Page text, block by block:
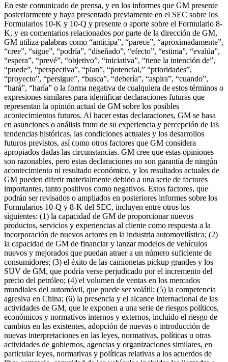
En este comunicado de prensa, y en los informes que GM presente
posteriormente y haya presentado previamente en el SEC sobre los
Formularios 10-K y 10-Q y presente o aporte sobre el Formulario 8-
K, y en comentarios relacionados por parte de la dirección de GM,
GM utiliza palabras como “anticipa”, “parece”, “aproximadamente”,
“cree”, “sigue”, “podría”, “diseñado”, “efecto”, “estima”, “evalúa”,
“espera”, “prevé”, “objetivo”, “iniciativa”, “tiene la intención de”,
“puede”, “perspectiva”, “plan”, “potencial,” “prioridades”,
“proyecto”, “persigue”, “busca”, “debería”, “aspira”, “cuando”,
“hará”, “haría” o la forma negativa de cualquiera de estos términos o
expresiones similares para identificar declaraciones futuras que
representan la opinión actual de GM sobre los posibles
acontecimientos futuros. Al hacer estas declaraciones, GM se basa
en asunciones o análisis fruto de su experiencia y percepción de las
tendencias históricas, las condiciones actuales y los desarrollos
futuros previstos, así como otros factores que GM considera
apropiados dadas las circunstancias. GM cree que estas opiniones
son razonables, pero estas declaraciones no son garantía de ningún
acontecimiento ni resultado económico, y los resultados actuales de
GM pueden diferir materialmente debido a una serie de factores
importantes, tanto positivos como negativos. Estos factores, que
podrán ser revisados o ampliados en posteriores informes sobre los
Formularios 10-Q y 8-K del SEC, incluyen entre otros los
siguientes: (1) la capacidad de GM de proporcionar nuevos
productos, servicios y experiencias al cliente como respuesta a la
incorporación de nuevos actores en la industria automovilística; (2)
la capacidad de GM de financiar y lanzar modelos de vehículos
nuevos y mejorados que puedan atraer a un número suficiente de
consumidores; (3) el éxito de las camionetas pickup grandes y los
SUV de GM, que podría verse perjudicado por el incremento del
precio del petróleo; (4) el volumen de ventas en los mercados
mundiales del automóvil, que puede ser volátil; (5) la competencia
agresiva en China; (6) la presencia y el alcance internacional de las
actividades de GM, que le exponen a una serie de riesgos políticos,
económicos y normativos internos y externos, incluido el riesgo de
cambios en las existentes, adopción de nuevas o introducción de
nuevas interpretaciones en las leyes, normativas, políticas u otras
actividades de gobiernos, agencias y organizaciones similares, en
particular leyes, normativas y políticas relativas a los acuerdos de